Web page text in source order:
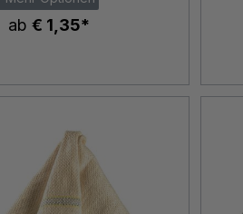
ab € 1,35*